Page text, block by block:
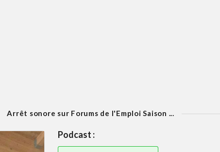
Arrêt sonore sur Forums de l'Emploi Saison ...
Podcast :